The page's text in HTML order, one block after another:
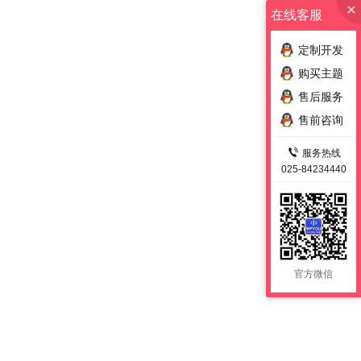
在线客服
定制开发
购买主题
售后服务
售前咨询
服务热线
025-84234440
官方微信